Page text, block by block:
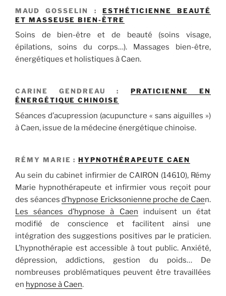
MAUD GOSSELIN :ESTHÉTICIENNE BEAUTÉ
ET MASSEUSE BIEN-ÊTRE
Soins de bien-être et de beauté (soins visage,
épilations, soins du corps…). Massages bien-être,
énergétiques et holistiques à Caen.
CARINE GENDREAU :PRATICIENNE EN
ÉNERGÉTIQUE CHINOISE
Séances d’acupression (acupuncture « sans aiguilles »)
à Caen, issue de la médecine énergétique chinoise.
RÉMY MARIE :HYPNOTHÉRAPEUTE CAEN
Au sein du cabinet infirmier de CAIRON (14610), Rémy
Marie hypnothérapeute et infirmier vous reçoit pour
des séances d’hypnose Ericksonienne proche de Caen.
Les séances d’hypnose à Caen induisent un état
modifié de conscience et facilitent ainsi une
intégration des suggestions positives par le praticien.
L’hypnothérapie est accessible à tout public. Anxiété,
dépression, addictions, gestion du poids… De
nombreuses problématiques peuvent être travaillées
en hypnose à Caen.